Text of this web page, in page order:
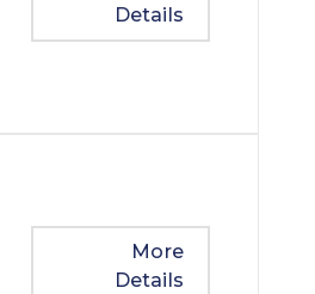
Details
More
Details